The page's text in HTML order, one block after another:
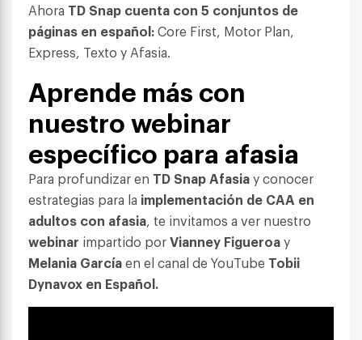
Ahora TD Snap cuenta con 5 conjuntos de
páginas en español:Core First, Motor Plan,
Express, Texto y Afasia.
Aprende más con
nuestro webinar
específico para afasia
Para profundizar en TD Snap Afasiay conocer
estrategias para la implementación de CAA en
adultos con afasia, te invitamos a ver nuestro
webinar impartido porVianney Figueroay
Melania Garcíaen el canal de YouTube Tobii
Dynavox en Español.